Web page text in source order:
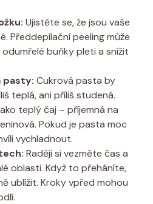
Ujistěte se, že jsou vaše
Předdepilační peeling může
buňky pleti a snížit
pasty: Cukrová pasta by
teplá, ani příliš studená.
teplý čaj – příjemná na
Pokud je pasta moc
vychladnout.
Raději si vezměte čas a
oblasti. Když to přeháníte,
ublížit. Kroky vpřed mohou